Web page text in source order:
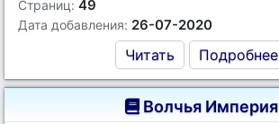
Страниц: 49
Дата добавления: 26-07-2020
Читать Подробнее
Волчья Империя